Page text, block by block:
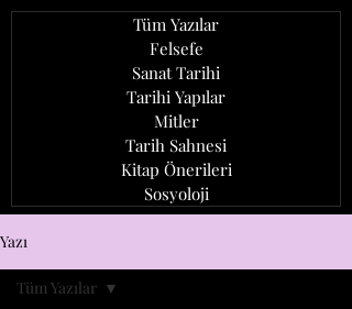
Tüm Yazılar
Felsefe
Sanat Tarihi
Tarihi Yapılar
Mitler
Tarih Sahnesi
Kitap Önerileri
Sosyoloji
Yazı
Tüm Yazılar